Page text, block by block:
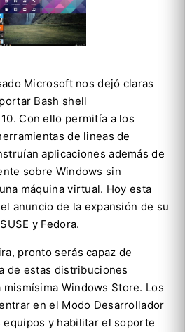
Microsoft nos dejó claras
Bash shell
Con ello permitía a los
de lineas de
aplicaciones además de
sobre Windows sin
máquina virtual. Hoy esta
anuncio de la expansión de su
y Fedora.
pronto serás capaz de
de estas distribuciones
Windows Store. Los
en el Modo Desarrollador
equipos y habilitar el soporte